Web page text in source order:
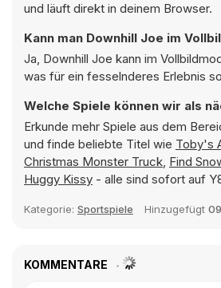
und läuft direkt in deinem Browser.
Kann man Downhill Joe im
Ja, Downhill Joe kann im
was für ein fesselnderes Erlebnis
Welche Spiele können wir als
Erkunde mehr Spiele aus dem
und finde beliebte Titel wie Toby's
Christmas Monster Truck, Find
Huggy Kissy - alle sind sofort auf
Kategorie: Sportspiele Hinzugefügt
KOMMENTARE